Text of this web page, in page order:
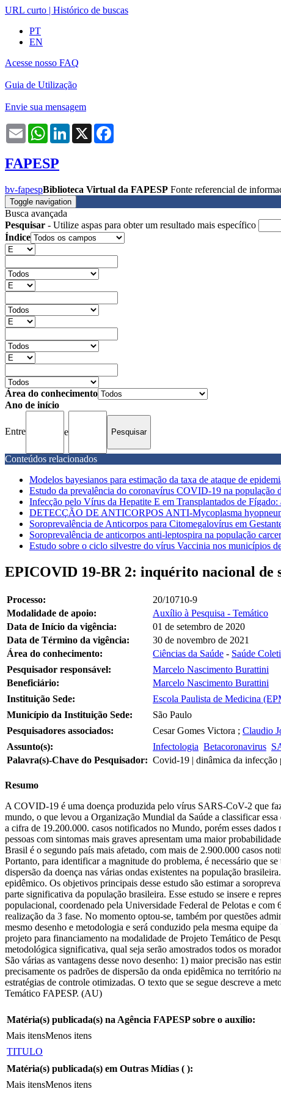
URL curto | Histórico de buscas
PT
EN
Acesse nosso FAQ
Guia de Utilização
Envie sua mensagem
Email WhatsAppLinkedIn
X
FAPESP
bv-fapespBiblioteca Virtual da FAPESP Fonte referencial de
Toggle navigation
Busca avançada
Pesquisar - Utilize aspas para obter um resultado mais específico
Índice
Área do conhecimento
Ano de início
Entre e
Conteúdos relacionados
Modelos bayesianos para estimação da taxa de ataque de
Estudo da prevalência do coronavírus COVID-19 na população
Infecção pelo Vírus da Hepatite E em Transplantados de Fígado:
DETECÇÃO DE ANTICORPOS ANTI-Mycoplasma
Soroprevalência de Anticorpos para Citomegalovírus em
Soroprevalência de anticorpos anti-leptospira na população
Estudo sobre o ciclo silvestre do vírus Vaccinia nos municípios
EPICOVID 19-BR 2: inquérito nacional de
Processo:
20/10710-9
Modalidade de apoio:
Auxílio à Pesquisa - Temático
Data de Início da vigência:
01 de setembro de 2020
Data de Término da vigência:
30 de novembro de 2021
Área do conhecimento:
Ciências da Saúde - Saúde
Pesquisador responsável:
Marcelo Nascimento Burattini
Beneficiário:
Marcelo Nascimento Burattini
Instituição Sede:
Escola Paulista de Medicina
Município da Instituição Sede:
São Paulo
Pesquisadores associados:
Cesar Gomes Victora ; Claudio
Assunto(s):
Infectologia Betacoronavirus
Palavra(s)-Chave do Pesquisador: Covid-19 | dinâmica da
Resumo
A COVID-19 é uma doença produzida pelo vírus SARS-CoV-2 que
mundo, o que levou a Organização Mundial da Saúde a classificar
a cifra de 19.200.000. casos notificados no Mundo, porém esses
pessoas com sintomas mais graves apresentam uma maior
Brasil é o segundo país mais afetado, com mais de 2.900.000 casos
Portanto, para identificar a magnitude do problema, é necessário que
dispersão da doença nas várias ondas existentes na população
epidêmico. Os objetivos principais desse estudo são estimar a
parte significativa da população brasileira. Esse estudo se insere e
populacional, coordenado pela Universidade Federal de Pelotas e
realização da 3 fase. No momento optou-se, também por questões
mesmo desenho e metodologia e será conduzido pela mesma equipe
projeto para financiamento na modalidade de Projeto Temático de
metodológica significativa, qual seja serão amostrados todos os
São várias as vantagens desse novo desenho: 1) maior precisão nas
precisamente os padrões de dispersão da onda epidêmica no
estratégias de controle otimizadas. O texto que se segue descreve a
Temático FAPESP. (AU)
Matéria(s) publicada(s) na Agência FAPESP sobre o auxílio:
Mais itensMenos itens
TITULO
Matéria(s) publicada(s) em Outras Mídias ( ):
Mais itensMenos itens